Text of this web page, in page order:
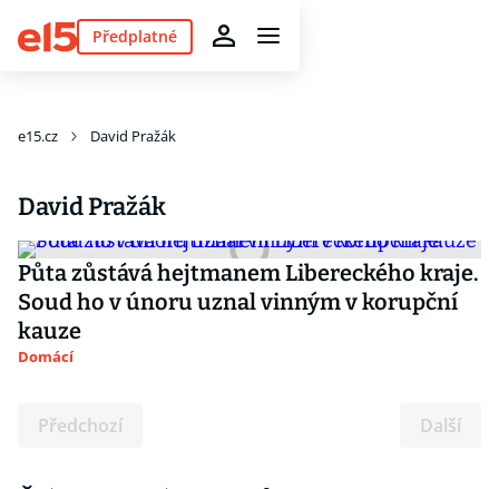
Předplatné
e15.cz David Pražák
David Pražák
Půta zůstává hejtmanem Libereckého kraje.
Soud ho v únoru uznal vinným v korupční
kauze
Domácí
Předchozí Další